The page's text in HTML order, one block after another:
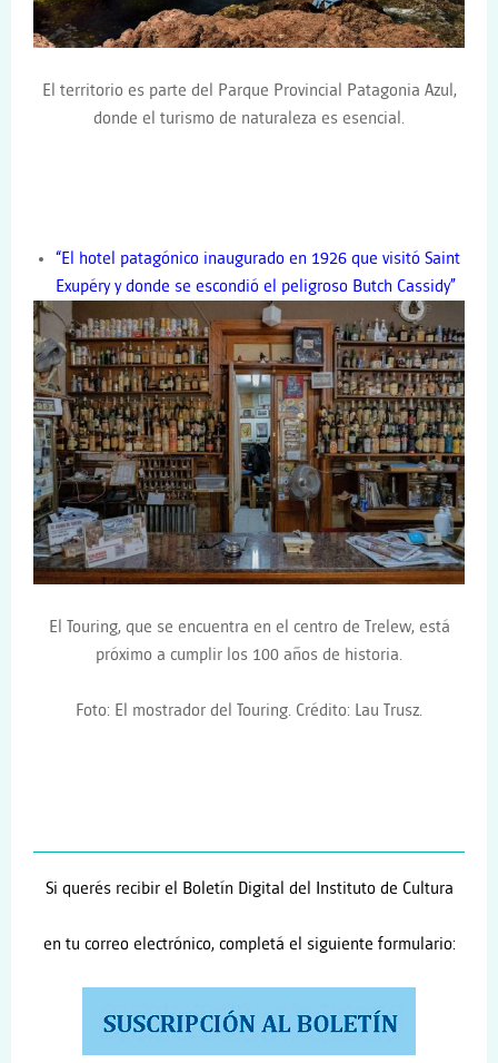
El territorio es parte del Parque Provincial Patagonia Azul,
donde el turismo de naturaleza es esencial.
“El hotel patagónico inaugurado en 1926 que visitó Saint
Exupéry y donde se escondió el peligroso Butch Cassidy”
El Touring, que se encuentra en el centro de Trelew, está
próximo a cumplir los 100 años de historia.
Foto: El mostrador del Touring. Crédito: Lau Trusz.
Si querés recibir el Boletín Digital del Instituto de Cultura
en tu correo electrónico, completá el siguiente formulario: